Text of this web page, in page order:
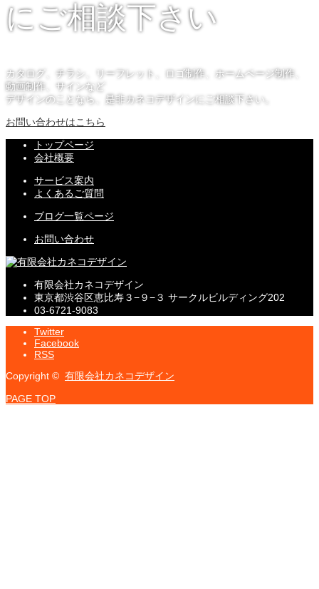
にご相談下さい
カタログ、チラシ、リーフレット、ロゴ制作、ホームページ制作、
動画制作、サインなど
デザインのことなら、是非カネコデザインにご相談下さい。
お問い合わせはこちら
トップページ
会社概要
サービス案内
よくあるご質問
ブログ一覧ページ
お問い合わせ
有限会社カネコデザイン
東京都渋谷区恵比寿３−９−３ サークルビルディング202
03-6721-9083
Twitter
Facebook
RSS
Copyright © 有限会社カネコデザイン
PAGE TOP